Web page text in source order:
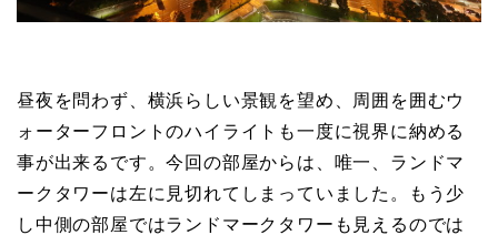
昼夜を問わず、横浜らしい景観を望め、周囲を囲むウ
ォーターフロントのハイライトも一度に視界に納める
事が出来るです。今回の部屋からは、唯一、ランドマ
ークタワーは左に見切れてしまっていました。もう少
し中側の部屋ではランドマークタワーも見えるのでは